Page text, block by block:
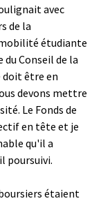
avec
de la
étudiante
du Conseil de la
doit être en
devons mettre
Le Fonds de
en tête et je
qu'il a
poursuivi.
étaient